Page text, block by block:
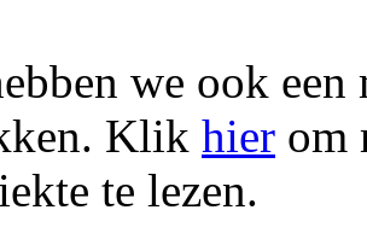
we ook
Klik hier om
te lezen.